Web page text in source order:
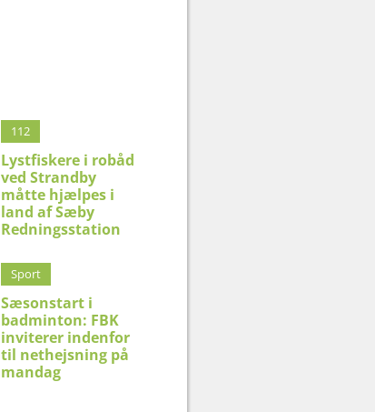
112
Lystfiskere i robåd
ved Strandby
måtte hjælpes i
land af Sæby
Redningsstation
Sport
Sæsonstart i
badminton: FBK
inviterer indenfor
til nethejsning på
mandag